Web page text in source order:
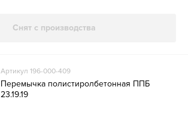
Снят с производства
Артикул 196-000-409
Перемычка полистиролбетонная ППБ
23.19.19